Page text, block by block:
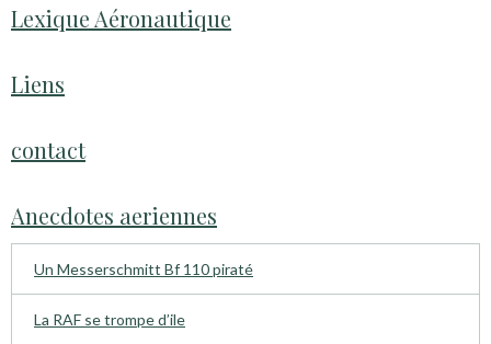
Lexique Aéronautique
Liens
contact
Anecdotes aeriennes
Un Messerschmitt Bf 110 piraté
La RAF se trompe d’ile